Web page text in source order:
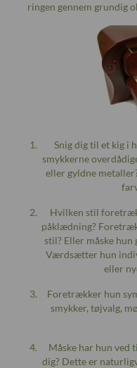
ringen gennem grundig
Snig dig til et kig i
smykkerne
eller gyldne
Hvilken stil
påklædning?
stil? Eller måske hun
Værdsætter hun
eller
Foretrækker hun
smykker, tøjvalg,
Måske har hun ved
dig? Dette er